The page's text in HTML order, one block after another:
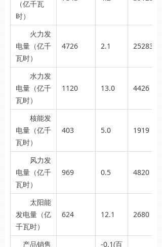
（亿千瓦
时）
火力发
电量（亿千
瓦时）
4726 2.1 25283
水力发
电量（亿千
瓦时）
1120 13.0 4426
核能发
电量（亿千
瓦时）
403 5.0 1919
风力发
电量（亿千
瓦时）
969 0.5 4820
太阳能
发电量（亿
千瓦时）
624 12.1 2680
产品销售 -0.1(百